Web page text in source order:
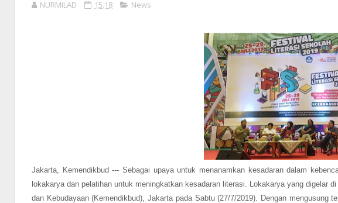
NURMILAD 15.18 News
Jakarta, Kemendikbud --- Sebagai upaya untuk menanamkan kesadaran dalam
lokakarya dan pelatihan untuk meningkatkan kesadaran literasi. Lokakarya yang digelar
dan Kebudayaan (Kemendikbud), Jakarta pada Sabtu (27/7/2019). Dengan mengusung